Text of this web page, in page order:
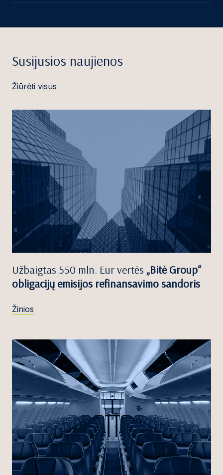
Susijusios naujienos
Žiūrėti visus
Užbaigtas 550 mln. Eur vertės „Bitė Group“
obligacijų emisijos refinansavimo sandoris
Žinios